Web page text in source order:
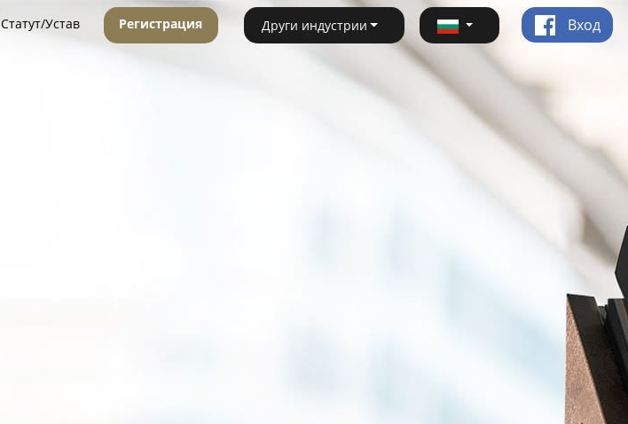
Статут/Устав Регистрация Други индустрии Вход